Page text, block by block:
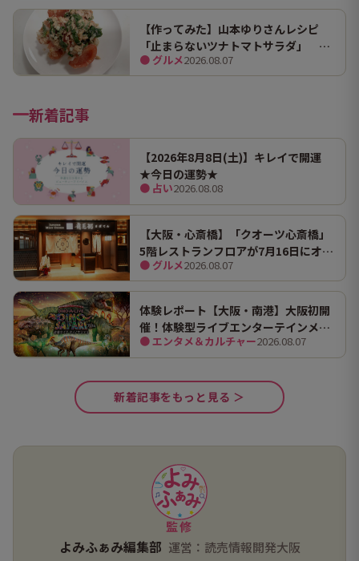
【作ってみた】山本ゆりさんレシピ
「止まらないツナトマトサラダ」 ホ
ンマにうますぎて止まらん
● グルメ2026.08.07
新着記事
【2026年8月8日(土)】キレイで開運
★今日の運勢★
● 占い2026.08.08
【大阪・心斎橋】「クオーツ心斎橋」
5階レストランフロアが7月16日にオー
プン！ 全国初・関西初出店を含む多彩
な9店舗
● グルメ2026.08.07
体験レポート【大阪・南港】大阪初開
催！体験型ライブエンターテインメン
ト「DINO SAFARI（ディノ サファリ）
2026」で、大迫力の恐竜の世界を体験
してきました。
● エンタメ＆カルチャー2026.08.07
新着記事をもっと見る ＞
監修
よみふぁみ編集部 運営：読売情報開発大阪